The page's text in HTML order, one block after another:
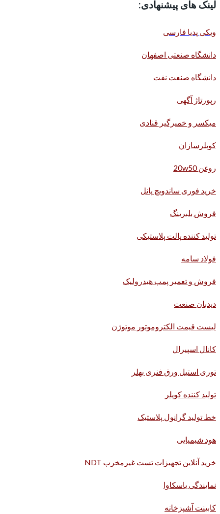
لینک های پیشنهادی:
ویکی پدیا فارسی
دانشگاه صنعتی اصفهان
دانشگاه صنعت نفت
رپورتاژ آگهی
میکسر و خمیرگیر قنادی
کوپلرسازان
روغن 20w50
خرید فوری ساندویچ پانل
فروش بلبرینگ
تولید کننده پالت پلاستیکی
فولاد سامه
فروش و تعمیر پمپ هیدرولیک
دیدبان صنعت
لیست قیمت الکتروموتور موتوژن
کانال اسپیرال
توری استیل ورق فنری بهلر
تولید کننده کوپلر
خط تولید گرانول پلاستیک
هود شیمیایی
خرید آنلاین تجهیزات تست غیرمخرب NDT
نمایندگی یاسکاوا
کابینت آشپزخانه